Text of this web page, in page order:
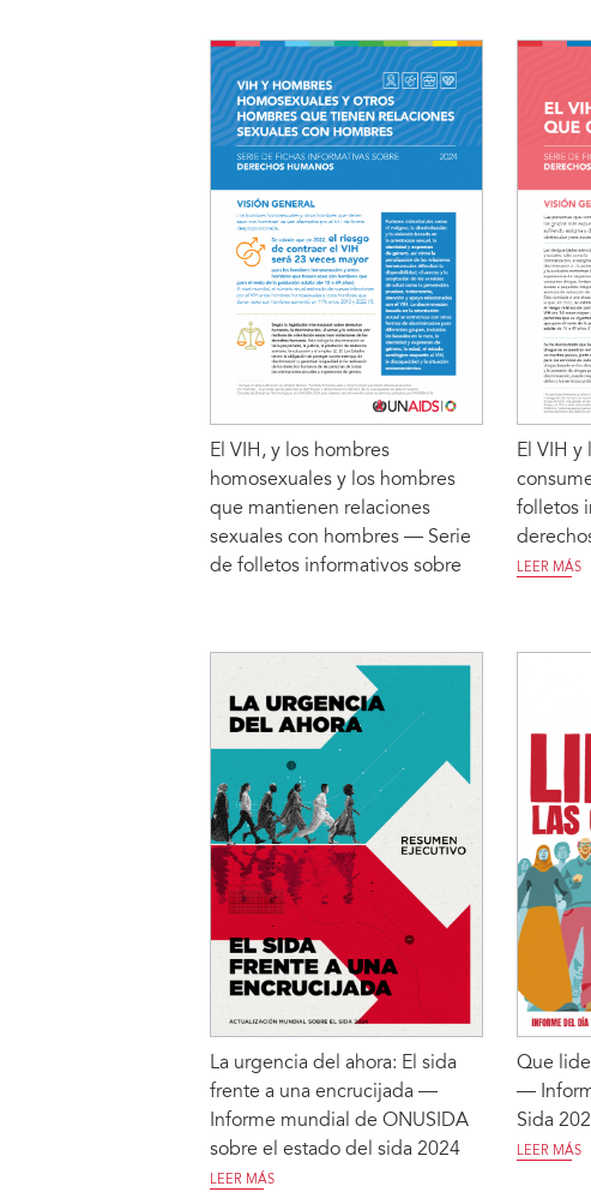
El VIH, y los hombres
homosexuales y los hombres
que mantienen relaciones
sexuales con hombres — Serie
de folletos informativos sobre
El VIH y
folletos
LEER MÁS
La urgencia del ahora: El sida
frente a una encrucijada —
Informe mundial de ONUSIDA
sobre el estado del sida 2024
LEER MÁS
Que
—
Sida
LEER MÁS